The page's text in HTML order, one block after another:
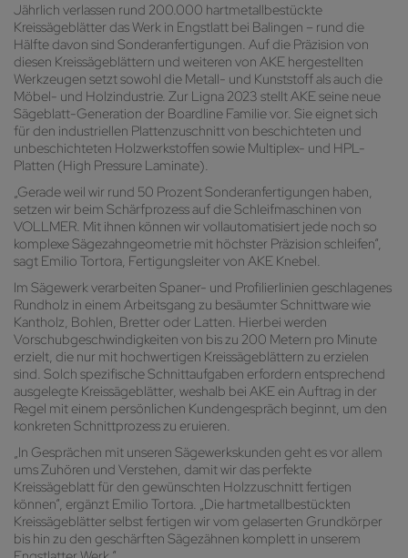
Jährlich verlassen rund 200.000 hartmetallbestückte
Kreissägeblätter das Werk in Engstlatt bei Balingen – rund die
Hälfte davon sind Sonderanfertigungen. Auf die Präzision von
diesen Kreissägeblättern und weiteren von AKE hergestellten
Werkzeugen setzt sowohl die Metall- und Kunststoff als auch die
Möbel- und Holzindustrie. Zur Ligna 2023 stellt AKE seine neue
Sägeblatt-Generation der Boardline Familie vor. Sie eignet sich
für den industriellen Plattenzuschnitt von beschichteten und
unbeschichteten Holzwerkstoffen sowie Multiplex- und HPL-
Platten (High Pressure Laminate).
„Gerade weil wir rund 50 Prozent Sonderanfertigungen haben,
setzen wir beim Schärfprozess auf die Schleifmaschinen von
VOLLMER. Mit ihnen können wir vollautomatisiert jede noch so
komplexe Sägezahngeometrie mit höchster Präzision schleifen“,
sagt Emilio Tortora, Fertigungsleiter von AKE Knebel.
Im Sägewerk verarbeiten Spaner- und Profilierlinien geschlagenes
Rundholz in einem Arbeitsgang zu besäumter Schnittware wie
Kantholz, Bohlen, Bretter oder Latten. Hierbei werden
Vorschubgeschwindigkeiten von bis zu 200 Metern pro Minute
erzielt, die nur mit hochwertigen Kreissägeblättern zu erzielen
sind. Solch spezifische Schnittaufgaben erfordern entsprechend
ausgelegte Kreissägeblätter, weshalb bei AKE ein Auftrag in der
Regel mit einem persönlichen Kundengespräch beginnt, um den
konkreten Schnittprozess zu eruieren.
„In Gesprächen mit unseren Sägewerkskunden geht es vor allem
ums Zuhören und Verstehen, damit wir das perfekte
Kreissägeblatt für den gewünschten Holzzuschnitt fertigen
können“, ergänzt Emilio Tortora. „Die hartmetallbestückten
Kreissägeblätter selbst fertigen wir vom gelaserten Grundkörper
bis hin zu den geschärften Sägezähnen komplett in unserem